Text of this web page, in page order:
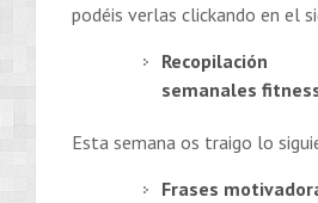
podéis verlas clickando en el
semanales
Esta semana os traigo lo
Frases